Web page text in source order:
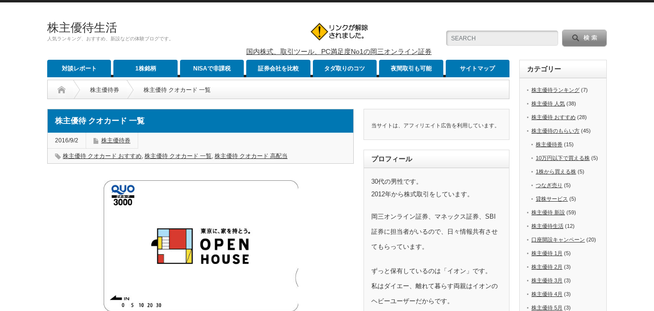
株主優待生活
人気ランキング、おすすめ、新設などの体験ブログです。
国内株式、取引ツール、PC満足度No1の岡三オンライン証券
対談レポート 1株銘柄 NISAで非課税 証券会社を比較 タダ取りのコツ 夜間取引も可能 サイトマップ
株主優待券 株主優待 クオカード 一覧
株主優待 クオカード 一覧
2016/9/2 株主優待券
株主優待 クオカード おすすめ, 株主優待 クオカード 一覧, 株主優待 クオカード 高配当
当サイトは、アフィリエイト広告を利用しています。
プロフィール
30代の男性です。
2012年から株式取引をしています。
岡三オンライン証券、マネックス証券、SBI
証券に担当者がいるので、日々情報共有させ
てもらっています。
ずっと保有しているのは「イオン」です。
私はダイエー、離れて暮らす両親はイオンの
ヘビーユーザーだからです。
カテゴリー
株主優待ランキング (7)
株主優待 人気 (38)
株主優待 おすすめ (28)
株主優待のもらい方 (45)
株主優待券 (15)
10万円以下で買える株 (5)
1株から買える株 (5)
つなぎ売り (5)
貸株サービス (5)
株主優待 新設 (59)
株主優待生活 (12)
口座開設キャンペーン (20)
株主優待 1月 (5)
株主優待 2月 (3)
株主優待 3月 (3)
株主優待 4月 (3)
株主優待 5月 (3)